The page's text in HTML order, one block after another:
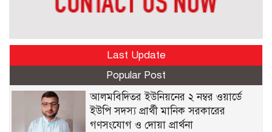
Last Update
Popular Post
আলমবিদিতর ইউনিয়নের ২ নম্বর ওয়ার্ডে
ইউপি সদস্য প্রার্থী মানিক সরকারের
গণসংযোগ ও দোয়া প্রার্থনা